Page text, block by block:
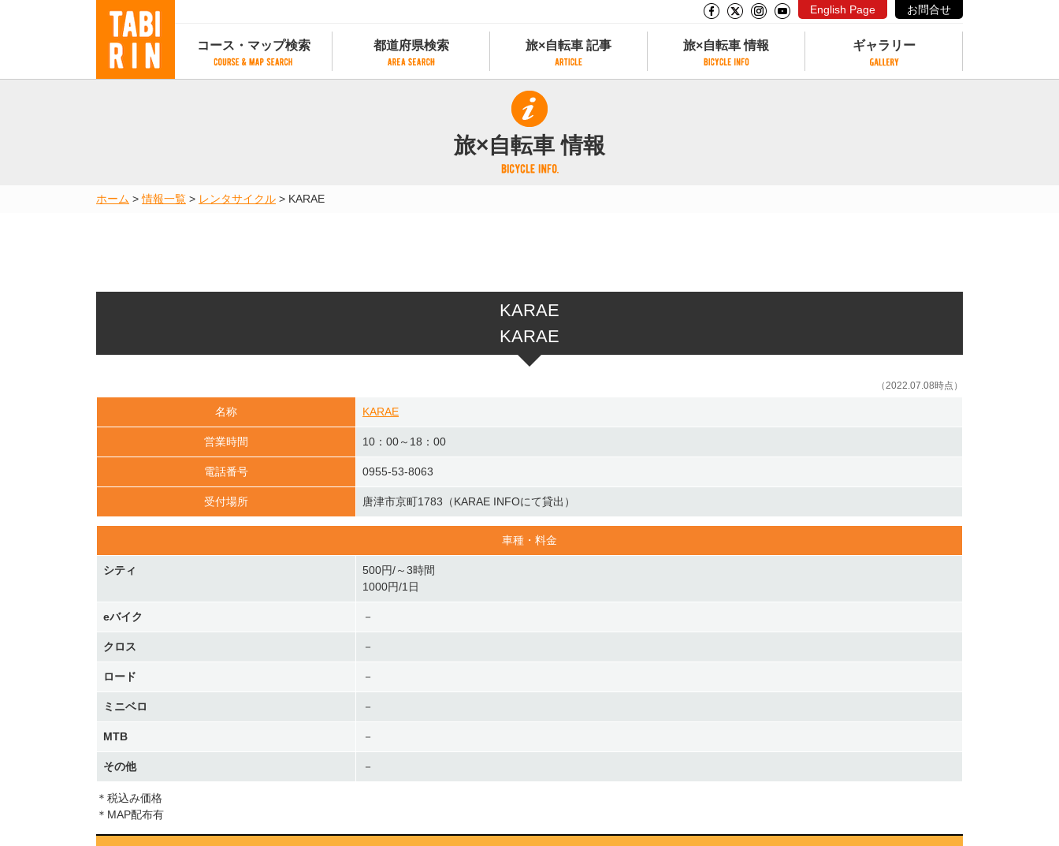
English Page お問合せ
コース・マップ検索
地図から検索
都道府県検索
都道府県別サイクリング情報
都道府県アクセスランキング
旅×自転車 記事
旅×自転車 記事
記事一覧
カテゴリから探す
旅×自転車 情報
サイクリストにやさしい宿
サイクルトレイン
タンデム自転車があるレンタサイクル
ギャラリー
旅×自転車 情報
ホーム >情報一覧 > レンタサイクル > KARAE
KARAE
KARAE
（2022.07.08時点）
名称 KARAE
営業時間 10：00～18：00
電話番号 0955-53-8063
受付場所 唐津市京町1783（KARAE INFOにて貸出）
車種・料金
シティ
500円/～3時間
1000円/1日
eバイク －
クロス －
ロード －
ミニベロ －
MTB －
その他 －
＊税込み価格
＊MAP配布有